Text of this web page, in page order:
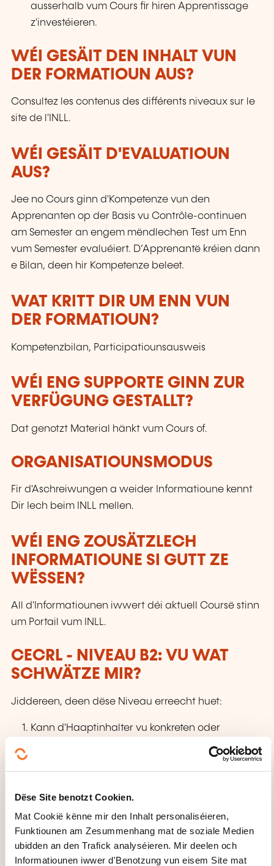
Dëse Site benotzt Cookien.
Mat Cookië kënne mir den Inhalt personaliséieren,
Funktiounen am Zesummenhang mat de soziale Medien
ubidden an den Trafick analyséieren. Mir deelen och
Informatiounen iwwer d'Benotzung vun eisem Site mat
ausserhalb vum Cours fir hiren Apprentissage
z'investéieren.
WÉI GESÄIT DEN INHALT VUN
DER FORMATIOUN AUS?
Consultez les contenus des différents niveaux sur le
site de l'INLL.
WÉI GESÄIT D'EVALUATIOUN
AUS?
Jee no Cours ginn d'Kompetenze vun den
Apprenanten op der Basis vu Contrôle-continuen
am Semester an engem mëndlechen Test um Enn
vum Semester evaluéiert. D’Apprenantë kréien dann
e Bilan, deen hir Kompetenze beleet.
WAT KRITT DIR UM ENN VUN
DER FORMATIOUN?
Kompetenzbilan, Participatiounsausweis
WÉI ENG SUPPORTE GINN ZUR
VERFÜGUNG GESTALLT?
Dat genotzt Material hänkt vum Cours of.
ORGANISATIOUNSMODUS
Fir d'Aschreiwungen a weider Informatioune kennt
Dir Iech beim INLL mellen.
WÉI ENG ZOUSÄTZLECH
INFORMATIOUNE SI GUTT ZE
WËSSEN?
All d'Informatiounen iwwert déi aktuell Coursë stinn
um Portail vum INLL.
CECRL - NIVEAU B2: VU WAT
SCHWÄTZE MIR?
Jiddereen, deen dëse Niveau erreecht huet:
Kann d'Haaptinhalter vu konkreten oder
abstrakte Sujeten an engem komplexe Kontext
an och fachlech Diskussiounen op sengem
esou spontan a fléissend verstännegen, datt e
Gespréich mat engem Mammesproochler fir
béid Säiten ouni Tensioune méiglech ass. Ka
sech kloer an